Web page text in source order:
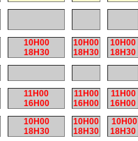
10H00
18H30
10H00
18H30
10H00
18H30
11H00
16H00
11H00
16H00
11H00
16H00
10H00
18H30
10H00
18H30
10H00
18H30